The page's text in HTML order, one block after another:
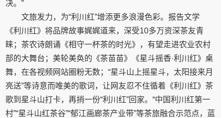
决。”
文旅发力，为“利川红”增添更多浪漫色彩。报告文学
《利川红》将品牌故事娓娓道来，深受10多万资深茶友青
睐；茶农诗朗诵《相守一杯茶的时光》，有望走进农业农村
部的大舞台；美轮美奂的《茶苗苗》《星斗摇香·利川红》桌
舞，在各视频网站圈粉无数；“星斗山上摇星斗，太阳接来月
亮送”等诗意而唯美的歌词，让网友忍不住循着《利川红》茶
歌到星斗山打卡，再捎一份“利川红”回家。“中国利川红第一
村”“星斗山红茶谷”“郁江画廊茶产业带”等茶旅融合示范点，蓝